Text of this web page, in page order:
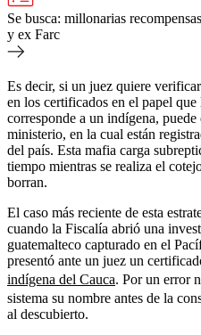
Se busca: millonarias
y ex Farc
Es decir, si un juez quiere
en los certificados en el papel que
corresponde a un indígena, puede
ministerio, en la cual están
del país. Esta mafia carga
tiempo mientras se realiza el
borran.
El caso más reciente de esta
cuando la Fiscalía abrió una
guatemalteco capturado en el
presentó ante un juez un
indígena del Cauca. Por un error
sistema su nombre antes de la
al descubierto.